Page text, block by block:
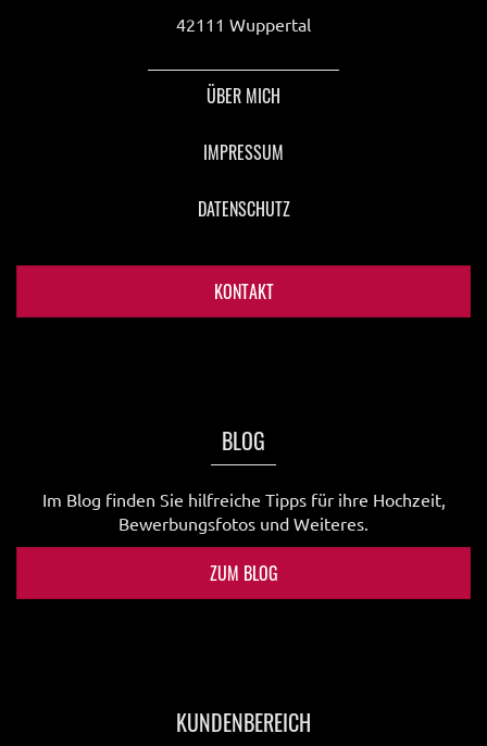
42111 Wuppertal
ÜBER MICH
IMPRESSUM
DATENSCHUTZ
KONTAKT
BLOG
Im Blog finden Sie hilfreiche Tipps für ihre Hochzeit,
Bewerbungsfotos und Weiteres.
ZUM BLOG
KUNDENBEREICH